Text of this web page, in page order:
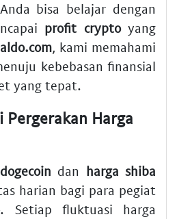
bisa belajar dengan
profit cryptoyang
, kami memahami
kebebasan finansial
yang tepat.
Pergerakan Harga
dan harga shiba
harian bagi para pegiat
. Setiap fluktuasi harga